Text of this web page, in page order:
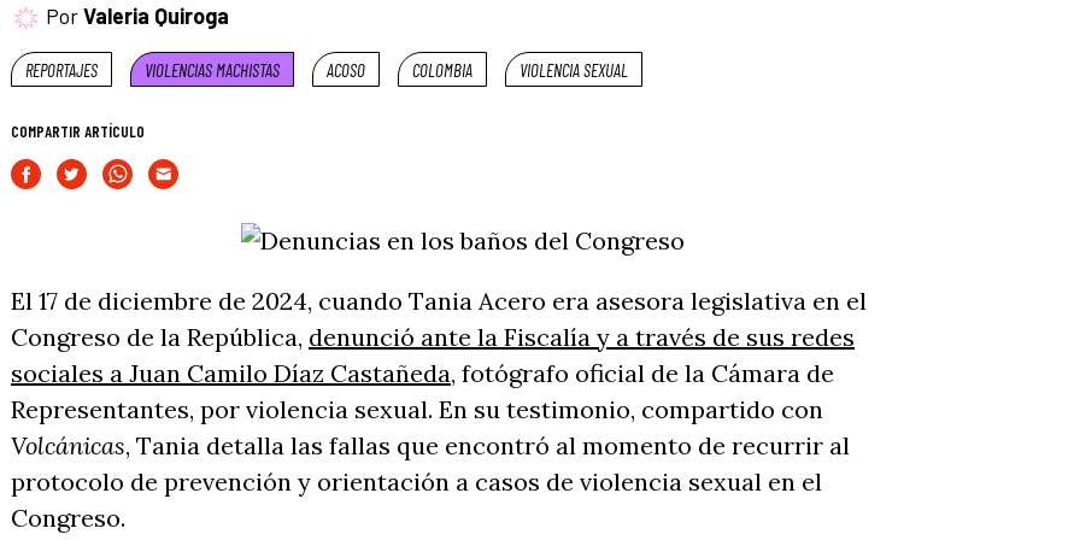
PorValeria Quiroga
REPORTAJES VIOLENCIAS MACHISTAS ACOSO COLOMBIA VIOLENCIA SEXUAL
COMPARTIR ARTÍCULO
El 17 de diciembre de 2024, cuando Tania Acero era asesora legislativa en el
Congreso de la República, denunció ante la Fiscalía y a través de sus redes
sociales a Juan Camilo Díaz Castañeda, fotógrafo oficial de la Cámara de
Representantes, por violencia sexual. En su testimonio, compartido con
Volcánicas, Tania detalla las fallas que encontró al momento de recurrir al
protocolo de prevención y orientación a casos de violencia sexual en el
Congreso.